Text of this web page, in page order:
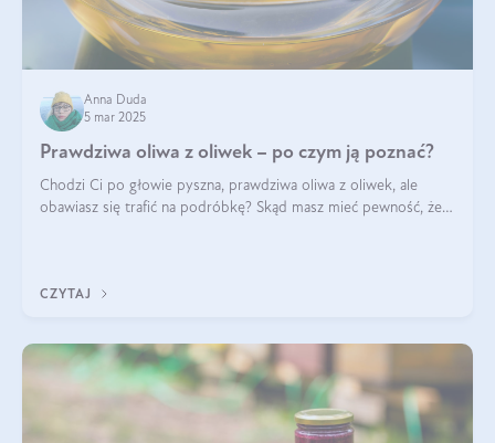
Anna Duda
5 mar 2025
Prawdziwa oliwa z oliwek – po czym ją poznać?
Chodzi Ci po głowie pyszna, prawdziwa oliwa z oliwek, ale
obawiasz się trafić na podróbkę? Skąd masz mieć pewność, że
CZYTAJ